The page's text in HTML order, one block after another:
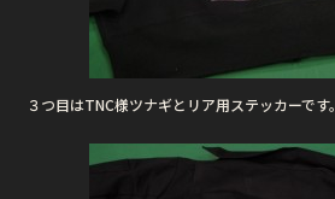
３つ目はTNC様ツナギとリア用ステッカーです。